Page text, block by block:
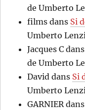
de Umberto
films dans Si
Umberto
Jacques C dans
de Umberto
David dans Si
Umberto
GARNIER